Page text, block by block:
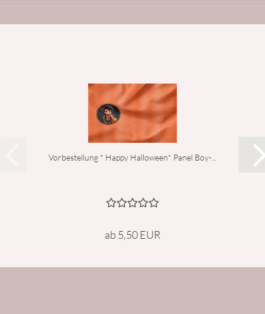
Vorbestellung * Happy Halloween* Panel Boy-...
ab 5,50 EUR